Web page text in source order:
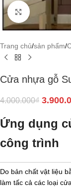
Click to
Trang chủ/sản phẩm/
Cửa nhựa gỗ
4.000.000₫
Ứng dụng
công trình
Do bản chất vật liệu
làm tấc cả các loại